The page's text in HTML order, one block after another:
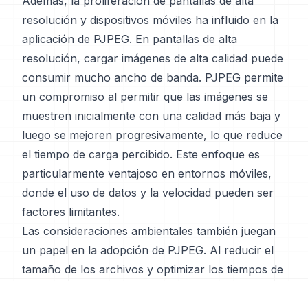
resolución y dispositivos móviles ha influido en la
aplicación de PJPEG. En pantallas de alta
resolución, cargar imágenes de alta calidad puede
consumir mucho ancho de banda. PJPEG permite
un compromiso al permitir que las imágenes se
muestren inicialmente con una calidad más baja y
luego se mejoren progresivamente, lo que reduce
el tiempo de carga percibido. Este enfoque es
particularmente ventajoso en entornos móviles,
donde el uso de datos y la velocidad pueden ser
factores limitantes.
Las consideraciones ambientales también juegan
un papel en la adopción de PJPEG. Al reducir el
tamaño de los archivos y optimizar los tiempos de